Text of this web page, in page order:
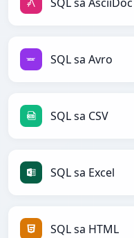
SQL sa Avro
SQL sa CSV
SQL sa Excel
SQL sa HTML